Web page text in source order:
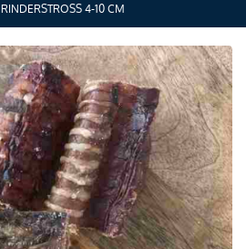
RINDERSTROSS 4-10 CM